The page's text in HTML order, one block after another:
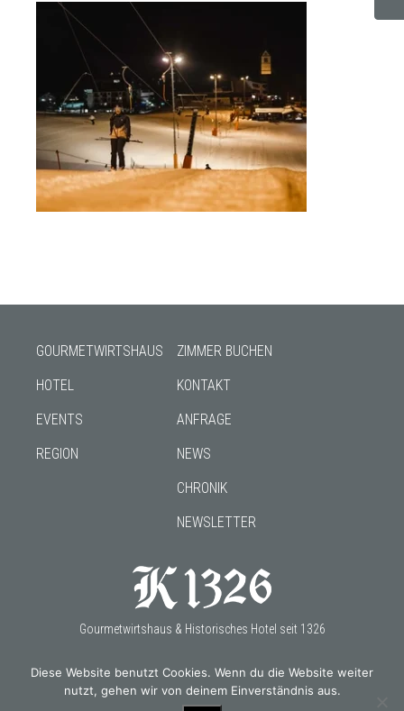
GOURMETWIRTSHAUS
HOTEL
EVENTS
REGION
ZIMMER BUCHEN
KONTAKT
ANFRAGE
NEWS
CHRONIK
NEWSLETTER
Gourmetwirtshaus & Historisches Hotel seit 1326
Diese Website benutzt Cookies. Wenn du die Website weiter
nutzt, gehen wir von deinem Einverständnis aus.